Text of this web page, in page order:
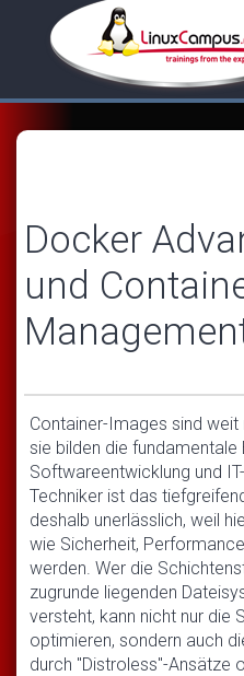
Docker
und
Container-Images sind
sie bilden die fundamentale
Softwareentwicklung und
Techniker ist das
deshalb unerlässlich, weil
wie Sicherheit,
werden. Wer die
zugrunde liegenden
versteht, kann nicht nur die
optimieren, sondern auch
durch "Distroless"-Ansätze